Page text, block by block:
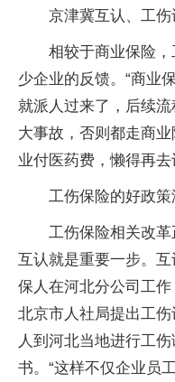
京津冀互认、工
相较于商业保险
少企业的反馈。“商业
就派人过来了，后续流
大事故，否则都走商
业付医药费，懒得再
工伤保险的好政策
工伤保险相关改
互认就是重要一步。
保人在河北分公司工
北京市人社局提出工
人到河北当地进行工
书。“这样不仅企业员